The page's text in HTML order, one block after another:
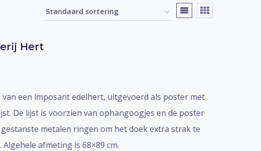
Hert
van een imposant edelhert, uitgevoerd als poster met
De lijst is voorzien van ophangoogjes en de poster
metalen ringen om het doek extra strak te
Algehele afmeting is 68×89 cm.